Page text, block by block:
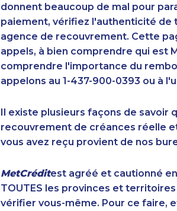
donnent beaucoup de mal pour
paiement, vérifiez l'authenticité
agence de recouvrement. Cette
appels, à bien comprendre qui est
comprendre l'importance du
appelons au 1-437-900-0393 ou à
Il existe plusieurs façons de savoir
recouvrement de créances réelle
vous avez reçu provient de nos
MetCréditest agréé et cautionné
TOUTES les provinces et
vérifier vous-même. Pour ce faire,